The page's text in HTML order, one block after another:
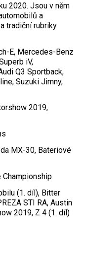
2020. Jsou v něm
a
tradiční rubriky
E, Mercedes-Benz
iV,
Q3 Sportback,
Suzuki Jimny,
2019,
MX-30, Bateriové
Championship
(1. díl), Bitter
STI RA, Austin
2019, Z 4 (1. díl)